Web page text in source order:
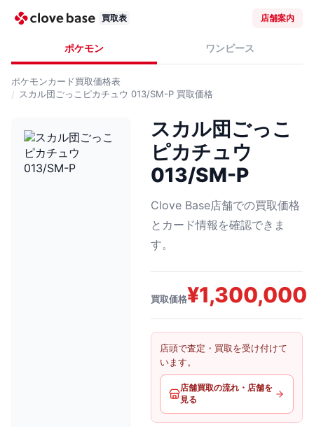
買取表 店舗案内
ポケモン ワンピース
ポケモンカード買取価格表
スカル団ごっこピカチュウ 013/SM-P 買取価格
スカル団ごっこ
ピカチュウ
013/SM-P
Clove Base店舗での買取価格
とカード情報を確認できま
す。
買取価格¥1,300,000
店頭で査定・買取を受け付けて
います。
店舗買取の流れ・店舗を
見る